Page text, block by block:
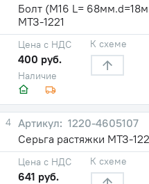
Болт (М16 L=
МТЗ-1221
Наличие
Цена с НДС
400 руб.
К схеме
4
1220-4605107
Серьга растяжки МТЗ-
Цена с НДС
641 руб.
К схеме